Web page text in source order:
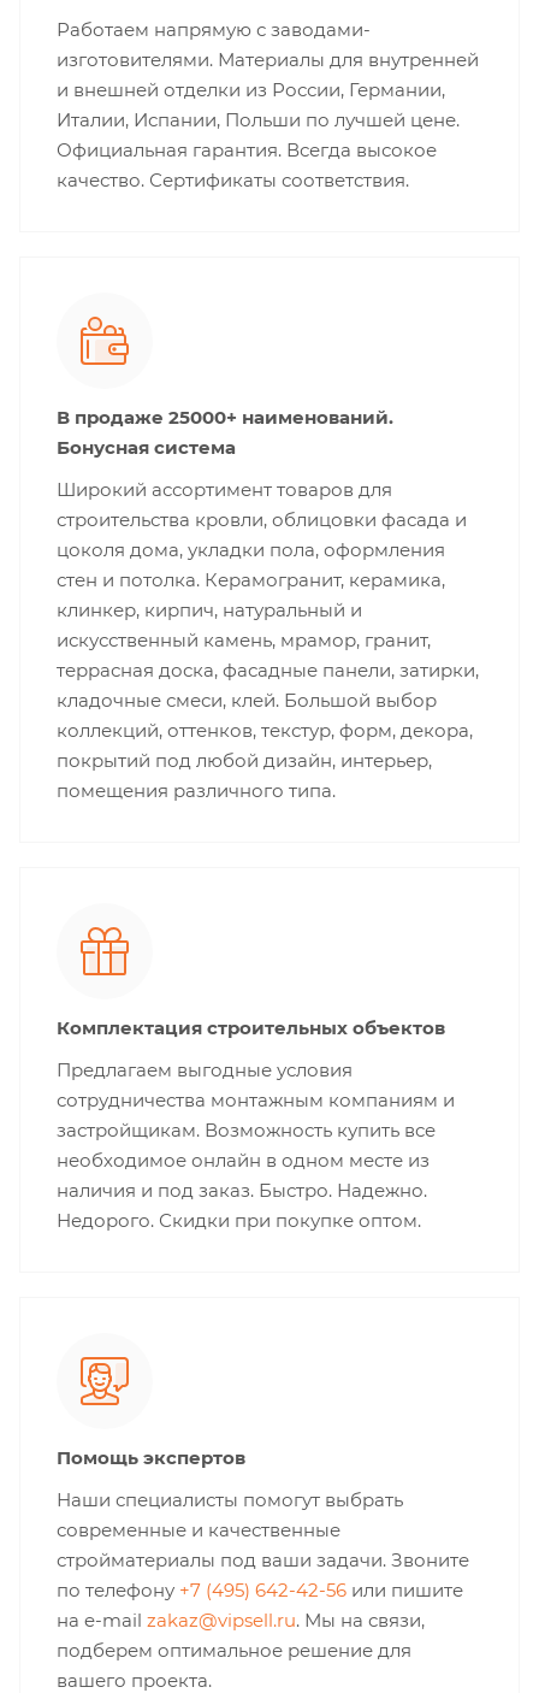
Работаем напрямую с заводами-
изготовителями. Материалы для внутренней
и внешней отделки из России, Германии,
Италии, Испании, Польши по лучшей цене.
Официальная гарантия. Всегда высокое
качество. Сертификаты соответствия.
В продаже 25000+ наименований.
Бонусная система
Широкий ассортимент товаров для
строительства кровли, облицовки фасада и
цоколя дома, укладки пола, оформления
стен и потолка. Керамогранит, керамика,
клинкер, кирпич, натуральный и
искусственный камень, мрамор, гранит,
террасная доска, фасадные панели, затирки,
кладочные смеси, клей. Большой выбор
коллекций, оттенков, текстур, форм, декора,
покрытий под любой дизайн, интерьер,
помещения различного типа.
Комплектация строительных объектов
Предлагаем выгодные условия
сотрудничества монтажным компаниям и
застройщикам. Возможность купить все
необходимое онлайн в одном месте из
наличия и под заказ. Быстро. Надежно.
Недорого. Скидки при покупке оптом.
Помощь экспертов
Наши специалисты помогут выбрать
современные и качественные
стройматериалы под ваши задачи. Звоните
по телефону +7 (495) 642-42-56 или пишите
на e-mail zakaz@vipsell.ru. Мы на связи,
подберем оптимальное решение для
вашего проекта.